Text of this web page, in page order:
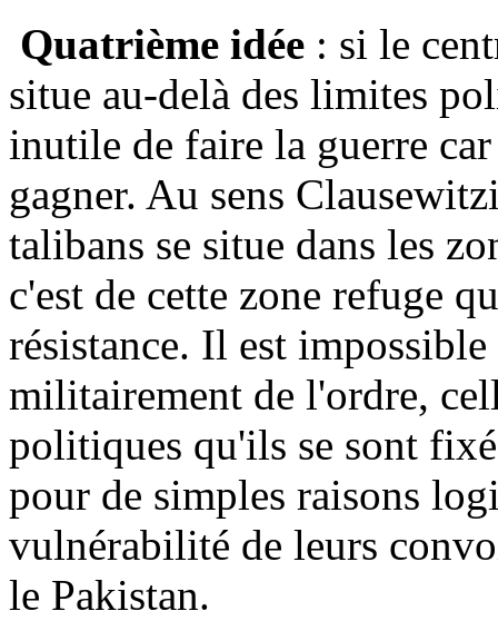
Quatrième idée : si le
situe au-delà des limites
inutile de faire la guerre
gagner. Au sens
talibans se situe dans les
c'est de cette zone refuge
résistance. Il est
militairement de l'ordre,
politiques qu'ils se sont
pour de simples raisons
vulnérabilité de leurs
le Pakistan.